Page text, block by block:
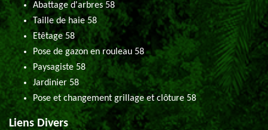
Abattage d'arbres 58
Taille de haie 58
Etêtage 58
Pose de gazon en rouleau 58
Paysagiste 58
Jardinier 58
Pose et changement grillage et clôture 58
Liens Divers